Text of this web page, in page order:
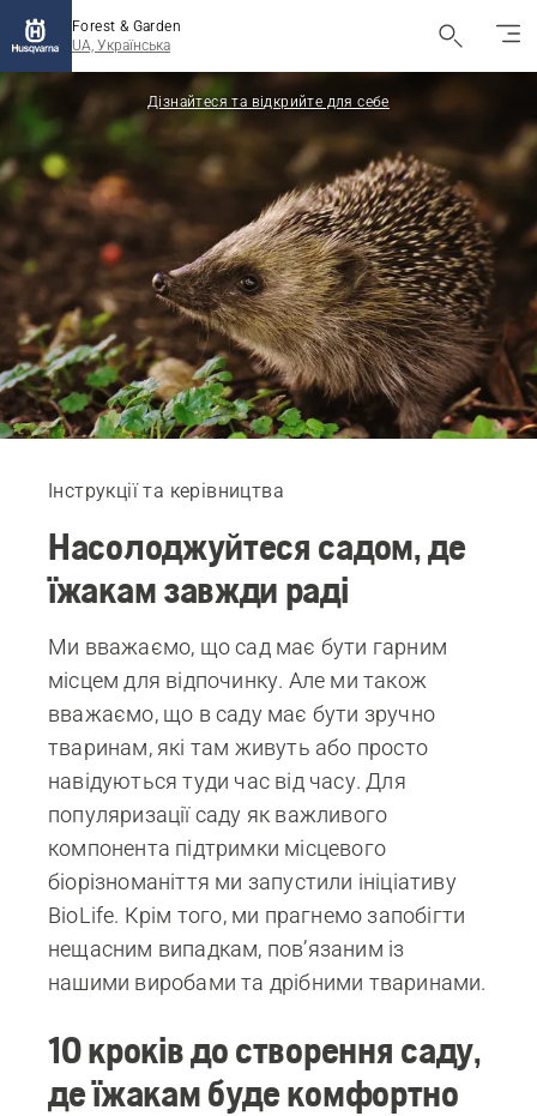
Forest & Garden
UA, Українська
Дізнайтеся та відкрийте для себе
Інструкції та керівництва
Насолоджуйтеся садом, де
їжакам завжди раді
Ми вважаємо, що сад має бути гарним
місцем для відпочинку. Але ми також
вважаємо, що в саду має бути зручно
тваринам, які там живуть або просто
навідуються туди час від часу. Для
популяризації саду як важливого
компонента підтримки місцевого
біорізноманіття ми запустили ініціативу
BioLife. Крім того, ми прагнемо запобігти
нещасним випадкам, пов’язаним із
нашими виробами та дрібними тваринами.
10 кроків до створення саду,
де їжакам буде комфортно